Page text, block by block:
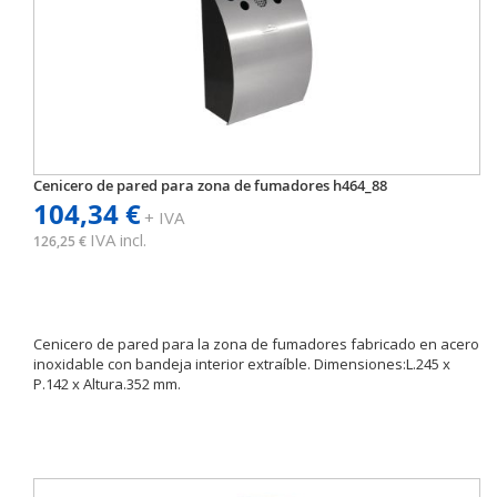
Cenicero de pared para zona de fumadores h464_88
104,34 €+ IVA
126,25 € IVA incl.
Cenicero de pared para la zona de fumadores fabricado en acero
inoxidable con bandeja interior extraíble. Dimensiones:L.245 x
P.142 x Altura.352 mm.